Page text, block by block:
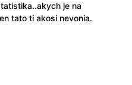
je na
tato ti akosi nevonia.